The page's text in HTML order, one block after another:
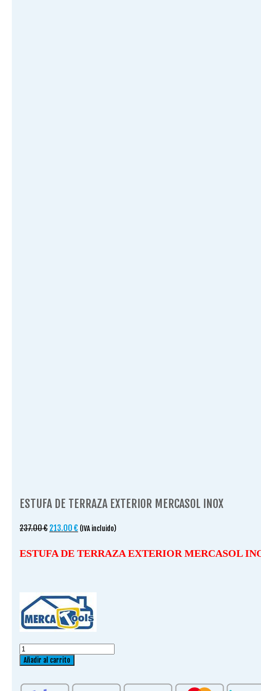
ESTUFA DE TERRAZA EXTERIOR MERCASOL INOX
237.00€ El
original
213.00 € El
actual
(IVA incluido)
ESTUFA DE TERRAZA EXTERIOR MERCASOL
ESTUFA
DE
EXTERIOR
Añadir al carrito